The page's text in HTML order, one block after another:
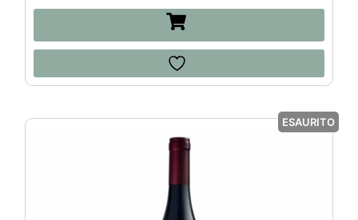
ESAURITO